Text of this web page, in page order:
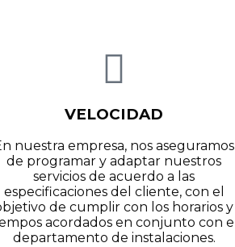
VELOCIDAD
nuestra empresa, nos aseguramos
de programar y adaptar nuestros
servicios de acuerdo a las
especificaciones del cliente, con el
de cumplir con los horarios y
acordados en conjunto con el
departamento de instalaciones.